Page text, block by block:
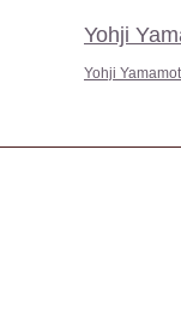
Yohji
Yohji